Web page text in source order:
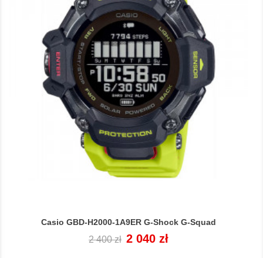
Casio GBD-H2000-1A9ER G-Shock G-Squad
Cena
2 400 zł Cena
2 040 zł